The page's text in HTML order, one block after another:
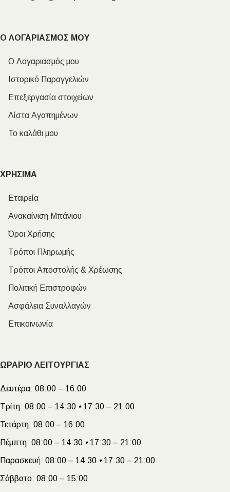
Ο ΛΟΓΑΡΙΑΣΜΟΣ ΜΟΥ
Ο Λογαριασμός μου
Ιστορικό Παραγγελιών
Επεξεργασία στοιχείων
Λίστα Αγαπημένων
Το καλάθι μου
ΧΡΗΣΙΜΑ
Εταιρεία
Ανακαίνιση Μπάνιου
Όροι Χρήσης
Τρόποι Πληρωμής
Τρόποι Αποστολής & Χρέωσης
Πολιτική Επιστροφών
Ασφάλεια Συναλλαγών
Επικοινωνία
ΩΡΑΡΙΟ ΛΕΙΤΟΥΡΓΙΑΣ
Δευτέρα: 08:00 – 16:00
Τρίτη: 08:00 – 14:30 •17:30 – 21:00
Τετάρτη: 08:00 – 16:00
Πέμπτη: 08:00 – 14:30 •17:30 – 21:00
Παρασκευή: 08:00 – 14:30 •17:30 – 21:00
Σάββατο: 08:00 – 15:00